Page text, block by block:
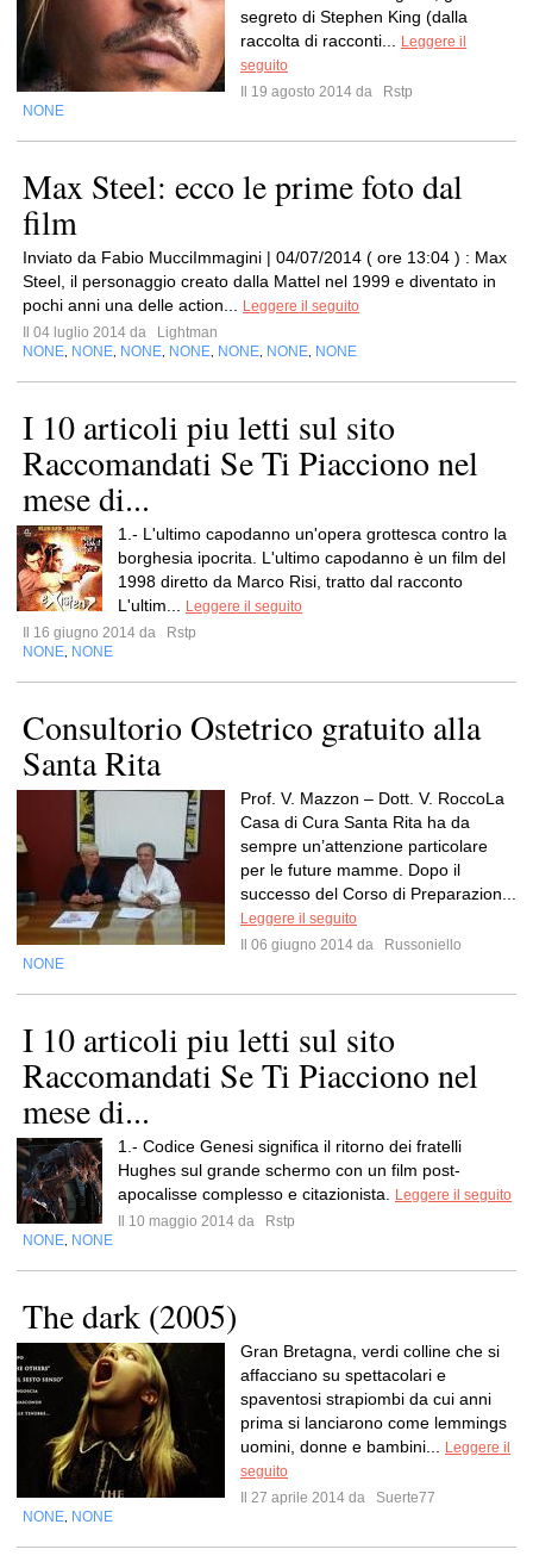
segreto di Stephen King (dalla
raccolta di racconti...
Leggere il
seguito
Il 19 agosto 2014 da
Rstp
NONE
Max Steel: ecco le prime foto dal
film
Inviato da Fabio MucciImmagini | 04/07/2014 ( ore 13:04 ) : Max
Steel, il personaggio creato dalla Mattel nel 1999 e diventato in
pochi anni una delle action...
Leggere il seguito
Il 04 luglio 2014 da
Lightman
NONE NONE NONE NONE NONE NONE NONE
I 10 articoli piu letti sul sito
Raccomandati Se Ti Piacciono nel
mese di...
1.- L'ultimo capodanno un'opera grottesca contro la
borghesia ipocrita. L'ultimo capodanno è un film del
1998 diretto da Marco Risi, tratto dal racconto
L'ultim...
Leggere il seguito
Il 16 giugno 2014 da
Rstp
NONE NONE
Consultorio Ostetrico gratuito alla
Santa Rita
Prof. V. Mazzon – Dott. V. RoccoLa
Casa di Cura Santa Rita ha da
sempre un’attenzione particolare
per le future mamme. Dopo il
successo del Corso di Preparazion...
Leggere il seguito
Il 06 giugno 2014 da
Russoniello
NONE
I 10 articoli piu letti sul sito
Raccomandati Se Ti Piacciono nel
mese di...
1.- Codice Genesi significa il ritorno dei fratelli
Hughes sul grande schermo con un film post-
apocalisse complesso e citazionista.
Leggere il seguito
Il 10 maggio 2014 da
Rstp
NONE NONE
The dark (2005)
Gran Bretagna, verdi colline che si
affacciano su spettacolari e
spaventosi strapiombi da cui anni
prima si lanciarono come lemmings
uomini, donne e bambini...
Leggere il
seguito
Il 27 aprile 2014 da
Suerte77
NONE NONE